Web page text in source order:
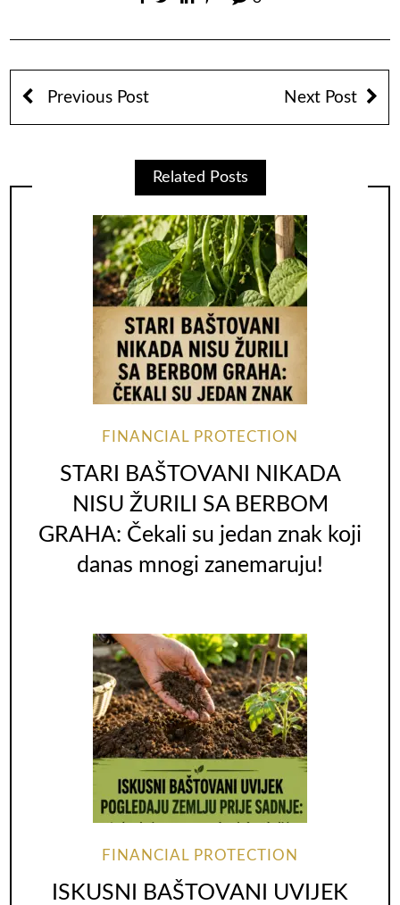
Previous Post Next Post
Related Posts
FINANCIAL PROTECTION
STARI BAŠTOVANI NIKADA
NISU ŽURILI SA BERBOM
GRAHA: Čekali su jedan znak koji
danas mnogi zanemaruju!
FINANCIAL PROTECTION
ISKUSNI BAŠTOVANI UVIJEK